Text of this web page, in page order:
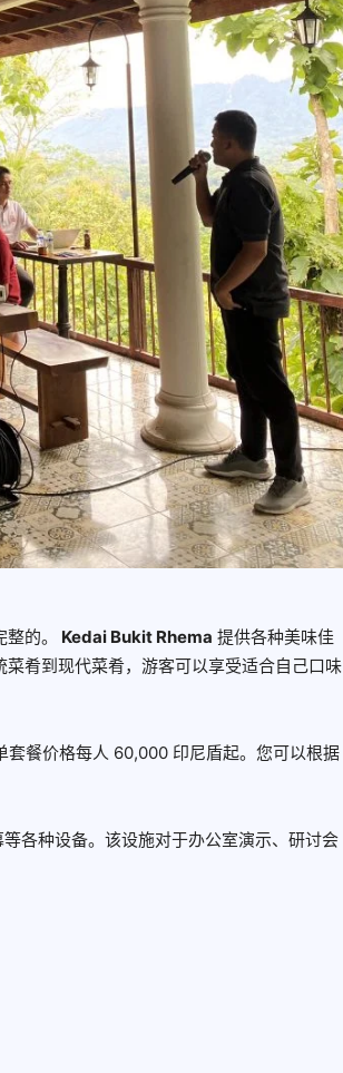
的。 Kedai Bukit Rhema 提供各种美味佳
肴到现代菜肴，游客可以享受适合自己口味
餐价格每人 60,000 印尼盾起。您可以根据
各种设备。该设施对于办公室演示、研讨会